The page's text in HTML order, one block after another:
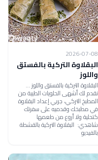
2026-07-08
البقلاوة التركية بالفستق
واللوز
البقلاوة التركية بالفستق واللوز ...
نقدم لك أشهى الحلويات الطيبة من
المطبخ التركي، جربي إعداد البقلاوة
في مطبخك وقدميه على سفرتك
كتحلية ولا أروع من طعمها
شاهدي: البقلاوة التركية بالقشطة
بالفيديو